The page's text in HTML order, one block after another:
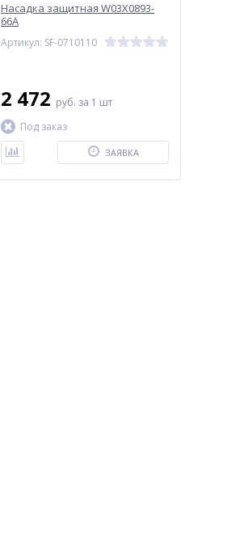
Насадка защитная W03X0893-
66А
Артикул: SF-0710110
2 472 руб. за 1 шт
Под заказ
ЗАЯВКА